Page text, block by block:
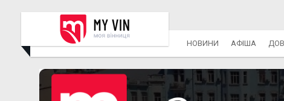
НОВИНИ АФІША